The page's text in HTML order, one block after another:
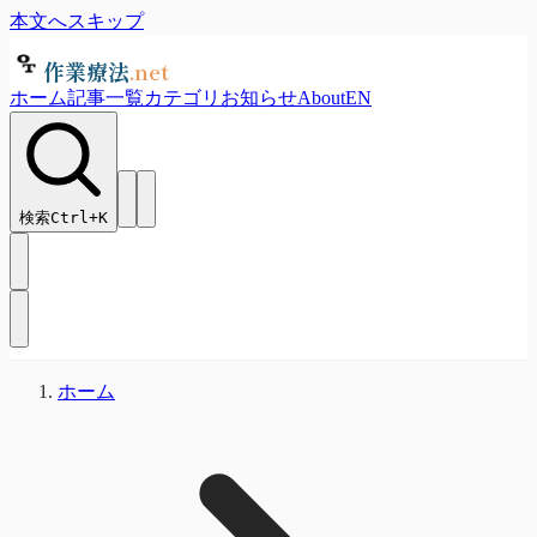
本文へスキップ
作業療法.net
ホーム記事一覧カテゴリ お知らせAboutEN
検索Ctrl+K
ホーム